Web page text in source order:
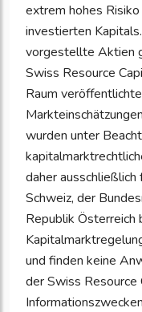
extrem hohes
investierten
vorgestellte Aktien
Swiss Resource
Raum
wurden unter
daher
Schweiz, der
Republik Österreich
und finden keine
der Swiss Resource